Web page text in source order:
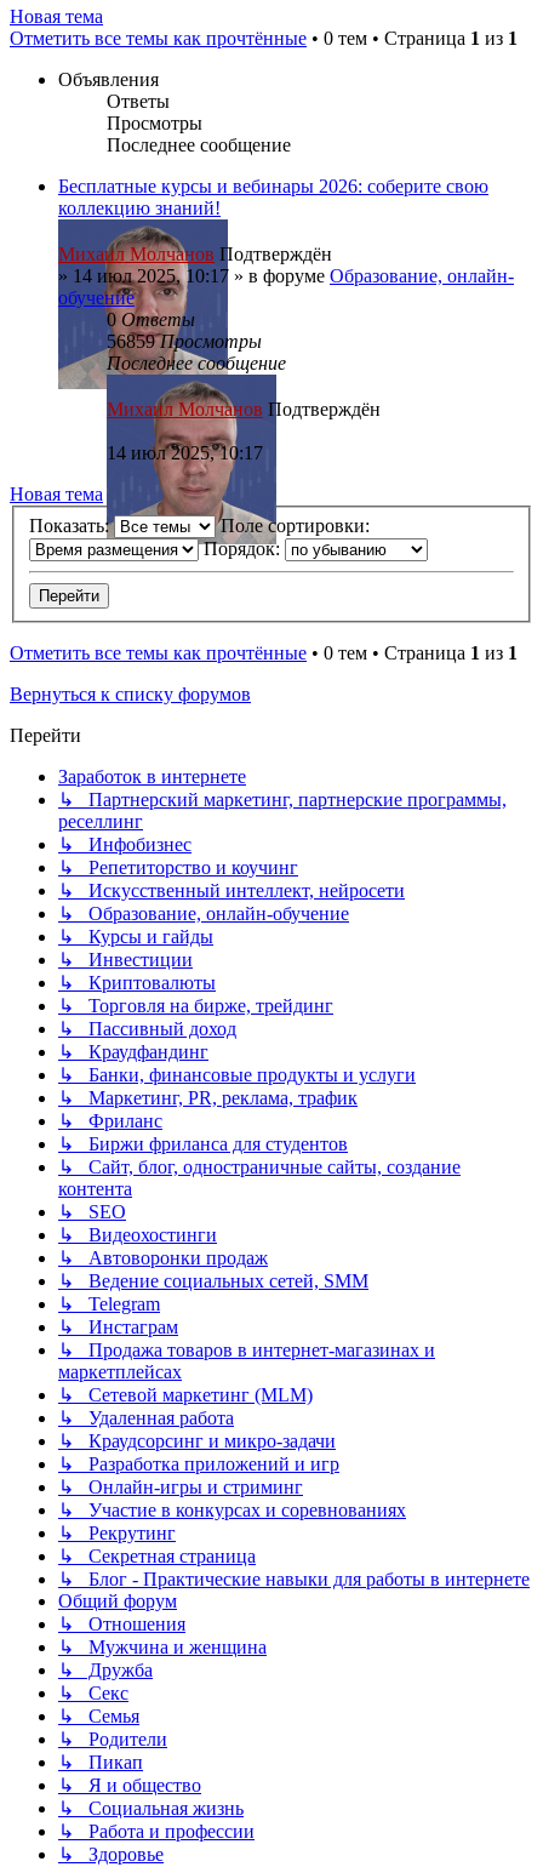
Новая тема
Отметить все темы как прочтённые • 0 тем • Страница 1 из 1
Объявления
Ответы
Просмотры
Последнее сообщение
Бесплатные курсы и вебинары 2026: соберите свою
коллекцию знаний!
Михаил Молчанов Подтверждён
» 14 июл 2025, 10:17 » в форуме Образование, онлайн-
обучение
0 Ответы
56859Просмотры
Последнее сообщение
Михаил Молчанов Подтверждён
14 июл 2025, 10:17
Новая тема
Показать:
Поле сортировки:
Порядок:
Отметить все темы как прочтённые • 0 тем • Страница 1 из 1
Вернуться к списку форумов
Перейти
Заработок в интернете
↳ Партнерский маркетинг, партнерские программы,
реселлинг
↳ Инфобизнес
↳ Репетиторство и коучинг
↳ Искусственный интеллект, нейросети
↳ Образование, онлайн-обучение
↳ Курсы и гайды
↳ Инвестиции
↳ Криптовалюты
↳ Торговля на бирже, трейдинг
↳ Пассивный доход
↳ Краудфандинг
↳ Банки, финансовые продукты и услуги
↳ Маркетинг, PR, реклама, трафик
↳ Фриланс
↳ Биржи фриланса для студентов
↳ Сайт, блог, одностраничные сайты, создание
контента
↳ SEO
↳ Видеохостинги
↳ Автоворонки продаж
↳ Ведение социальных сетей, SMM
↳ Telegram
↳ Инстаграм
↳ Продажа товаров в интернет-магазинах и
маркетплейсах
↳ Сетевой маркетинг (MLM)
↳ Удаленная работа
↳ Краудсорсинг и микро-задачи
↳ Разработка приложений и игр
↳ Онлайн-игры и стриминг
↳ Участие в конкурсах и соревнованиях
↳ Рекрутинг
↳ Секретная страница
↳ Блог - Практические навыки для работы в интернете
Общий форум
↳ Отношения
↳ Мужчина и женщина
↳ Дружба
↳ Секс
↳ Семья
↳ Родители
↳ Пикап
↳ Я и общество
↳ Социальная жизнь
↳ Работа и профессии
↳ Здоровье